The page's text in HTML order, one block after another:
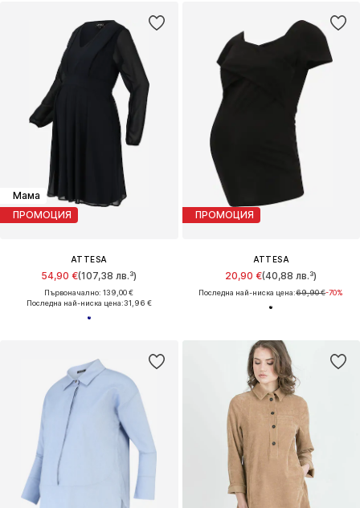
Мама
ПРОМОЦИЯ
ATTESA
54,90 €(107,38 лв.³)
Първоначално: 139,00 €
Последна най-ниска цена:31,96 €
ПРОМОЦИЯ
ATTESA
20,90 €(40,88 лв.³)
Последна най-ниска цена:69,90 €-70%